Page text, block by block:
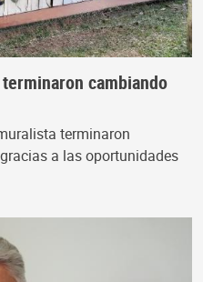
cambiando
terminaron
a las oportunidades